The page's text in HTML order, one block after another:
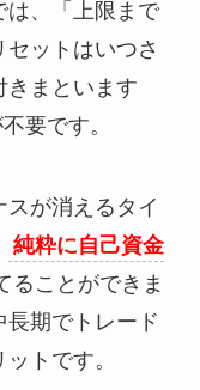
は、「上限まで
ットはいつさ
きまといます
要です。
が消えるタイ
純粋に自己資金
ることができま
期でトレード
トです。